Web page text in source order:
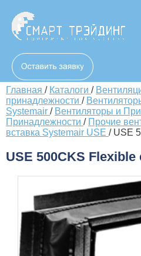
Главная / Каталоги /
принадлежности /
Systemair / Вентиляторы и
Принадлежности / Прочие
вставка Systemair USE / USE
USE 500CKS